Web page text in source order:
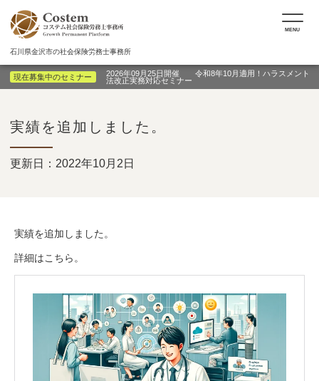
石川県金沢市の社会保険労務士事務所
MENU
現在募集中のセミナー
2026年09月25日開催 令和8年10月適用！ハラスメント
法改正実務対応セミナー
実績を追加しました。
更新日：2022年10月2日
実績を追加しました。
詳細はこちら。